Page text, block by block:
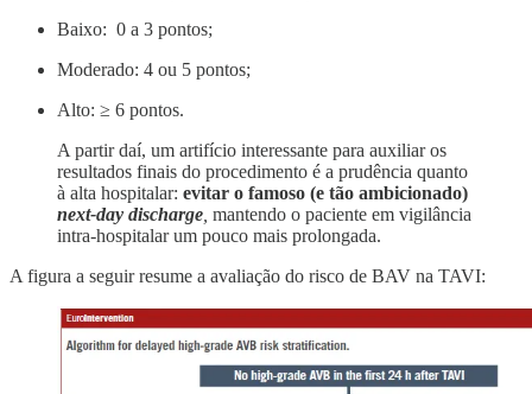
Baixo: 0 a 3 pontos;
Moderado: 4 ou 5 pontos;
Alto: ≥ 6 pontos.
A partir daí, um artifício interessante para auxiliar os
resultados finais do procedimento é a prudência quanto
à alta hospitalar: evitar o famoso (e tão ambicionado)
next-day discharge mantendo o paciente em vigilância
intra-hospitalar um pouco mais prolongada.
A figura a seguir resume a avaliação do risco de BAV na TAVI: